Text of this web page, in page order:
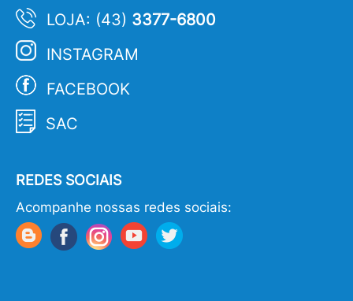
LOJA: (43) 3377-6800
INSTAGRAM
FACEBOOK
SAC
REDES SOCIAIS
Acompanhe nossas redes sociais: